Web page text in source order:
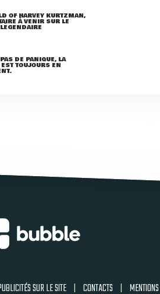
OF HARVEY KURTZMAN,
À VENIR SUR LE
DE PANIQUE, LA
TOUJOURS EN
SUR LE SITE | CONTACTS | MENTIONS